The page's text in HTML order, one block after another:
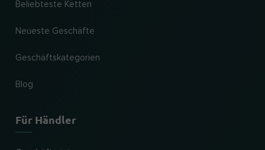
Beliebteste Ketten
Neueste Geschäfte
Geschäftskategorien
Blog
Für Händler